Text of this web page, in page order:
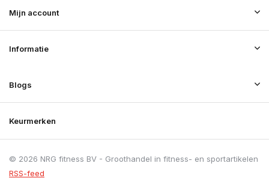
Mijn account
Informatie
Blogs
Keurmerken
© 2026 NRG fitness BV - Groothandel in fitness- en sportartikelen
RSS-feed